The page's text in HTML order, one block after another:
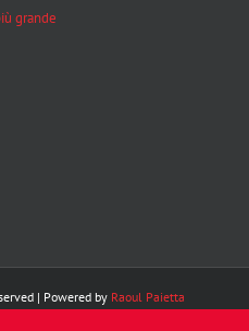
| Powered by Raoul Paietta